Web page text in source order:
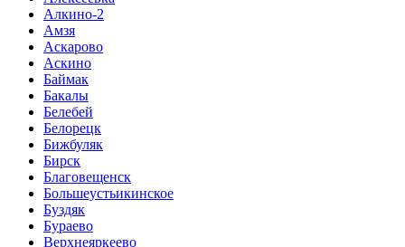
Алкино-2
Амзя
Аскарово
Аскино
Баймак
Бакалы
Белебей
Белорецк
Бижбуляк
Бирск
Благовещенск
Большеустьикинское
Буздяк
Бураево
Верхнеяркеево